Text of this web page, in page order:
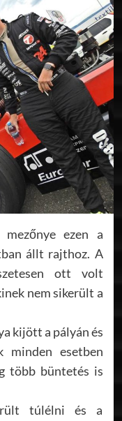
ezen a
állt rajthoz. A
ott volt
nem sikerült a
kijött a pályán és
minden esetben
több büntetés is
túlélni és a